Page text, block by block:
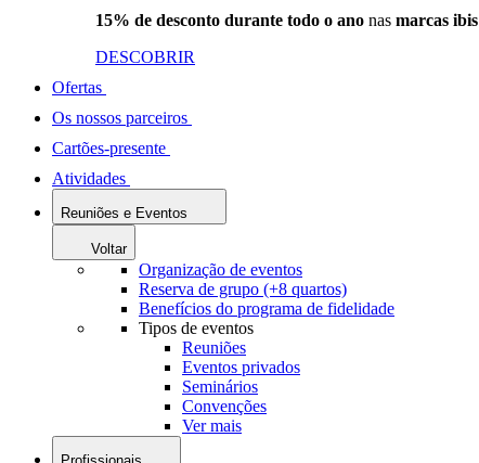
15% de desconto durante todo o ano nas marcas ibis
DESCOBRIR
Ofertas
Os nossos parceiros
Cartões-presente
Atividades
Reuniões e Eventos
Voltar
Organização de eventos
Reserva de grupo (+8 quartos)
Benefícios do programa de fidelidade
Tipos de eventos
Reuniões
Eventos privados
Seminários
Convenções
Ver mais